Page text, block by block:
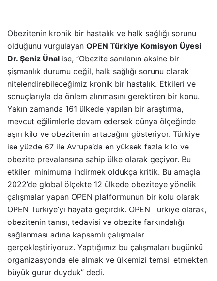
Obezitenin kronik bir hastalık ve halk sağlığı sorunu
olduğunu vurgulayan OPEN Türkiye Komisyon Üyesi
Dr. Şeniz Ünal ise, “Obezite sanılanın aksine bir
şişmanlık durumu değil, halk sağlığı sorunu olarak
nitelendirebileceğimiz kronik bir hastalık. Etkileri ve
sonuçlarıyla da önlem alınmasını gerektiren bir konu.
Yakın zamanda 161 ülkede yapılan bir araştırma,
mevcut eğilimlerle devam edersek dünya ölçeğinde
aşırı kilo ve obezitenin artacağını gösteriyor. Türkiye
ise yüzde 67 ile Avrupa’da en yüksek fazla kilo ve
obezite prevalansına sahip ülke olarak geçiyor. Bu
etkileri minimuma indirmek oldukça kritik. Bu amaçla,
2022’de global ölçekte 12 ülkede obeziteye yönelik
çalışmalar yapan OPEN platformunun bir kolu olarak
OPEN Türkiye’yi hayata geçirdik. OPEN Türkiye olarak,
obezitenin tanısı, tedavisi ve obezite farkındalığı
sağlanması adına kapsamlı çalışmalar
gerçekleştiriyoruz. Yaptığımız bu çalışmaları bugünkü
organizasyonda ele almak ve ülkemizi temsil etmekten
büyük gurur duyduk” dedi.